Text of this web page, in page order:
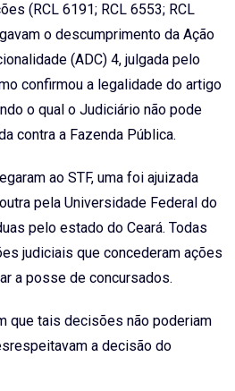
(RCL 6191; RCL 6553; RCL
o descumprimento da Ação
(ADC) 4, julgada pelo
confirmou a legalidade do artigo
o qual o Judiciário não pode
contra a Fazenda Pública.
ao STF, uma foi ajuizada
pela Universidade Federal do
pelo estado do Ceará. Todas
judiciais que concederam ações
a posse de concursados.
que tais decisões não poderiam
a decisão do